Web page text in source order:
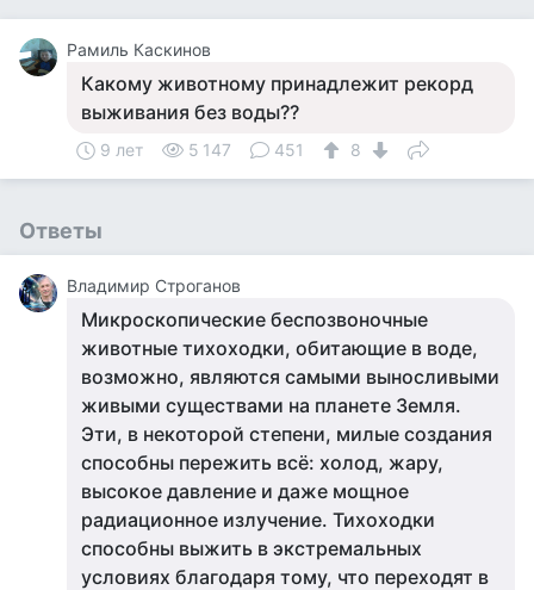
Рамиль Каскинов
Какому животному принадлежит рекорд
выживания без воды??
9 лет 5 147 451 8
Ответы
Владимир Строганов
Микроскопические беспозвоночные
животные тихоходки, обитающие в воде,
возможно, являются самыми выносливыми
живыми существами на планете Земля.
Эти, в некоторой степени, милые создания
способны пережить всё: холод, жару,
высокое давление и даже мощное
радиационное излучение. Тихоходки
способны выжить в экстремальных
условиях благодаря тому, что переходят в